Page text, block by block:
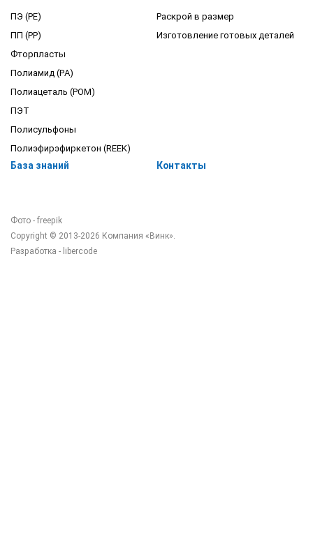
ПЭ (PE)
ПП (PP)
Фторпласты
Полиамид (PA)
Полиацеталь (POM)
ПЭТ
Полисульфоны
Полиэфирэфиркетон (REEK)
Раскрой в размер
Изготовление готовых деталей
База знаний Контакты
Фото - freepik
Copyright © 2013-2026 Компания «Винк».
Разработка - libercode